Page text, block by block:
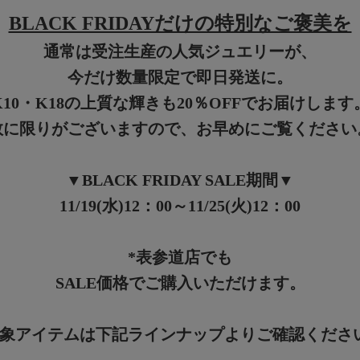
BLACK FRIDAYだけの特別なご褒美を
通常は受注生産の人気ジュエリーが、
今だけ数量限定で即日発送に。
・K18の上質な輝きも20％OFFでお届けします。
限りがございますので、お早めにご覧ください
▼BLACK FRIDAY SALE期間▼
11/19(水)12：00～11/25(火)12：00
*表参道店でも
SALE価格でご購入いただけます。
アイテムは下記ラインナップよりご確認くださ